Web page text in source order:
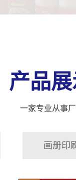
产品
一家专业从事
画册印